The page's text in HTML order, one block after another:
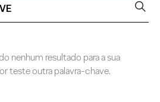
nenhum resultado para a sua
teste outra palavra-chave.